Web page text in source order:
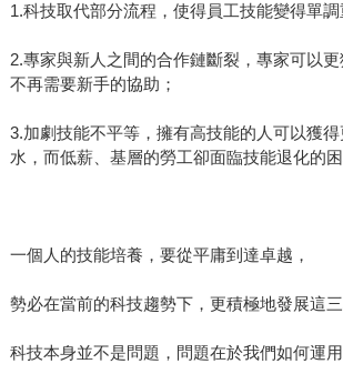
1.科技取代部分流程，使得員工技能變得單調
2.專家與新人之間的合作鏈斷裂，專家可以更
不再需要新手的協助；
3.加劇技能不平等，擁有高技能的人可以獲
水，而低薪、基層的勞工卻面臨技能退化的困
一個人的技能培養，要從平庸到達卓越，
勢必在當前的科技趨勢下，更積極地發展這三
科技本身並不是問題，問題在於我們如何運用